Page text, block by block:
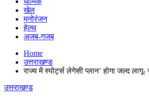
खेल
मनोरंजन
हेल्थ
अजब-गजब
Home
उत्तराखण्ड
राज्य में स्पोर्ट्स लेगेसी प्लान’ होगा जल्द लागू-
उत्तराखण्ड